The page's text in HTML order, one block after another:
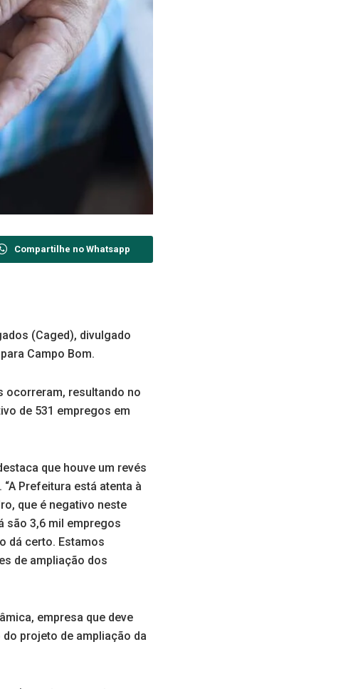
Compartilhe no Whatsapp
(Caged), divulgado
Campo Bom.
resultando no
de 531 empregos em
que houve um revés
Prefeitura está atenta à
que é negativo neste
são 3,6 mil empregos
dá certo. Estamos
de ampliação dos
empresa que deve
projeto de ampliação da